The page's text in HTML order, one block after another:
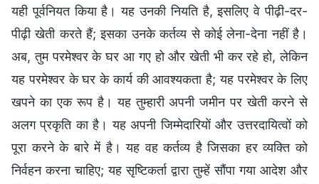
यही पूर्वनियत किया है। यह उनकी नियति है, इसलिए वे पीढ़ी-दर-
पीढ़ी खेती करते हैं; इसका उनके कर्तव्य से कोई लेना-देना नहीं है।
अब, तुम परमेश्वर के घर आ गए हो और खेती भी कर रहे हो, लेकिन
यह परमेश्वर के घर के कार्य की आवश्यकता है; यह परमेश्वर के लिए
खपने का एक रूप है। यह तुम्हारी अपनी जमीन पर खेती करने से
अलग प्रकृति का है। यह अपनी जिम्मेदारियों और उत्तरदायित्वों को
पूरा करने के बारे में है। यह वह कर्तव्य है जिसका हर व्यक्ति को
निर्वहन करना चाहिए; यह सृष्टिकर्ता द्वारा तुम्हें सौंपा गया आदेश और